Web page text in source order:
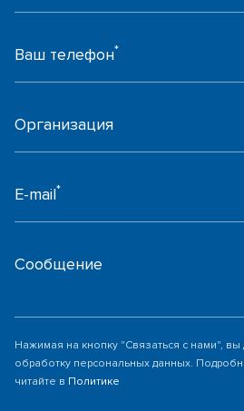
Ваш телефон*
Организация
E-mail*
Сообщение
Нажимая на кнопку "Связаться с нами", вы
обработку персональных данных.
читайте в Политике